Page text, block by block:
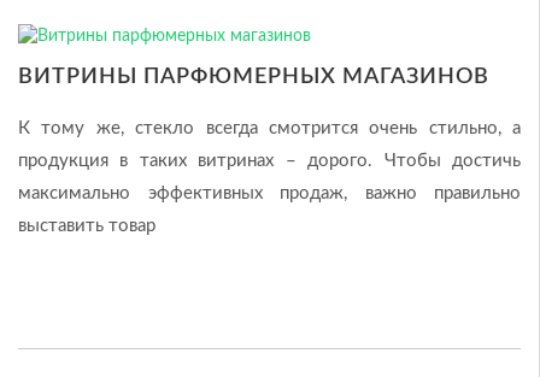
ВИТРИНЫ ПАРФЮМЕРНЫХ МАГАЗИНОВ
К тому же, стекло всегда смотрится очень стильно, а
продукция в таких витринах – дорого. Чтобы достичь
максимально эффективных продаж, важно правильно
выставить товар